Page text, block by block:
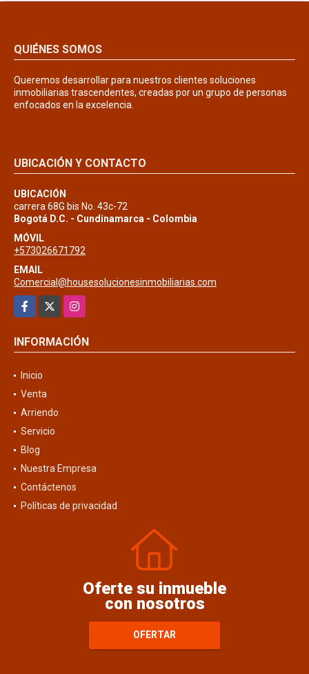
QUIÉNES SOMOS
Queremos desarrollar para nuestros clientes soluciones
inmobiliarias trascendentes, creadas por un grupo de personas
enfocados en la excelencia.
UBICACIÓN Y CONTACTO
UBICACIÓN
carrera 68G bis No. 43c-72
Bogotá D.C. - Cundinamarca - Colombia
MÓVIL
+573026671792
EMAIL
Comercial@housesolucionesinmobiliarias.com
Facebook
Instagram
INFORMACIÓN
Inicio
Venta
Arriendo
Servicio
Blog
Nuestra Empresa
Contáctenos
Políticas de privacidad
Oferte su inmueble
con nosotros
OFERTAR